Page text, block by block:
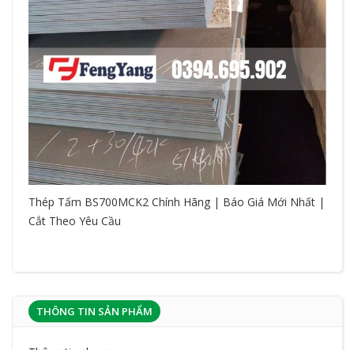
Thép Tấm BS700MCK2 Chính Hãng | Báo Giá Mới Nhất |
Cắt Theo Yêu Cầu
THÔNG TIN SẢN PHẨM